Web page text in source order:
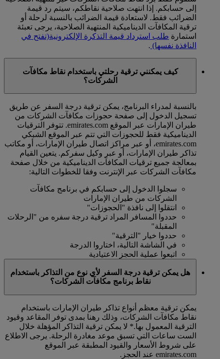
إلى حسابكم. إذا انتهت صلاحية نقاطكم، سيتم رد قيمة
الضرائب فقط. لاستعادة قيمة الضرائب بالنسبة لرحلة أو
ترقية المكافآت الديناميكية المنتهية الصلاحية، يرجى تعبئة
استمارة طلب استرداد قيمة التذكرة الإلكترونية(تفتح في
النافذة نفسها) .
كيف يمكنني ترقية رحلتي باستخدام نقاط مكافآت
الشركات؟
بالنسبة لمدراء البرنامج، يمكن ترقية درجة السفر عن طريق
تسجيل الدخول إلى صفحة حجوزات مكافآت الشركات من
طيران الإمارات عبر الموقع emirates.com. تتوفر الترقيات
الديناميكية فقط للحجوزات التي تتم عبر الموقع الشبكي
emirates.com، أو عبر مراكز اتصال طيران الإمارات، أو مكاتب
تذاكر طيران الإمارات، أو عبر وكيل سفركم. يتعين القيام
بمعالجة جميع ترقيات المكافآت الديناميكية من خلال صفحة
مكافآت الشركات عبر الإنترنت وفقا للخطوات التالية:
سجلوا الدخول إلى حسابكم في برنامج مكافآت
الشركات من طيران الإمارات
انتقلوا إلى نافذة "الحجوزات"
حددوا المسافر المراد ترقية درجة سفره من "الرحلات
المقبلة"
حددوا خيار "الترقية"
في الشاشة التالية، اختاروا الدرجة
اتبعوا عملية الحجز الاعتيادية
هل يمكن ترقية درجة السفر لأي نوع من التذاكر باستخدام
نقاط برنامج مكافآت الشركات؟
يمكن ترقية معظم أنواع تذاكر طيران الإمارات باستخدام
نقاط مكافآت الشركات، وذلك رهنا بمدى توفر المقاعد وقيود
الترقية المعمول بها.* لا يمكن ترقية التذاكر المؤهلة خلال
الست ساعات التي تسبق موعد مغادرة الرحلة. يرجى الاطلاع
على شروط الأسعار والقيود المطبقة عبر الموقع
emirates.com عند الحجز.